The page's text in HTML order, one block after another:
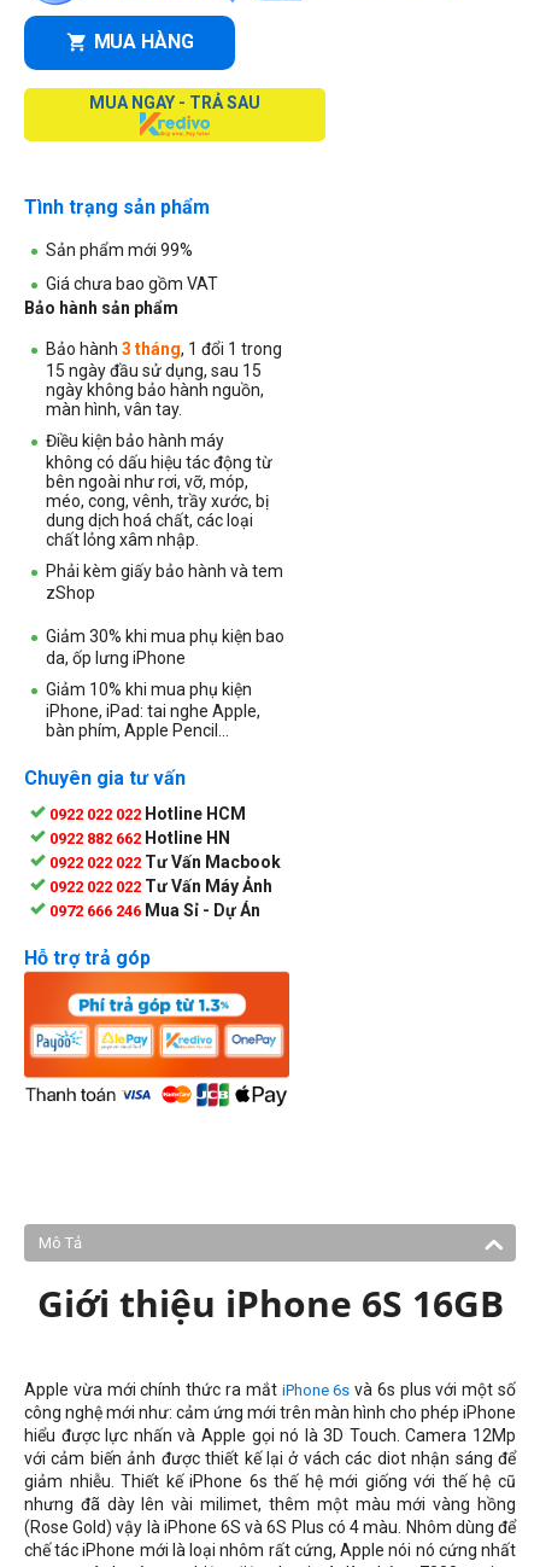
MUA HÀNG
MUA NGAY - TRẢ SAU
Tình trạng sản phẩm
Sản phẩm mới 99%
Giá chưa bao gồm VAT
Bảo hành sản phẩm
Bảo hành 3 tháng, 1 đổi 1 trong
15 ngày đầu sử dụng, sau 15
ngày không bảo hành nguồn,
màn hình, vân tay.
Điều kiện bảo hành máy
không có dấu hiệu tác động từ
bên ngoài như rơi, vỡ, móp,
méo, cong, vênh, trầy xước, bị
dung dịch hoá chất, các loại
chất lỏng xâm nhập.
Phải kèm giấy bảo hành và tem
zShop
Giảm 30% khi mua phụ kiện bao
da, ốp lưng iPhone
Giảm 10% khi mua phụ kiện
iPhone, iPad: tai nghe Apple,
bàn phím, Apple Pencil...
Chuyên gia tư vấn
0922 022 022 Hotline HCM
0922 882 662 Hotline HN
0922 022 022 Tư Vấn Macbook
0922 022 022 Tư Vấn Máy Ảnh
0972 666 246 Mua Sỉ - Dự Án
Hỗ trợ trả góp
Mô Tả
Giới thiệu iPhone 6S 16GB
Apple vừa mới chính thức ra mắt iPhone 6s và 6s plus với một số
công nghệ mới như: cảm ứng mới trên màn hình cho phép iPhone
hiểu được lực nhấn và Apple gọi nó là 3D Touch. Camera 12Mp
với cảm biến ảnh được thiết kế lại ở vách các diot nhận sáng để
giảm nhiễu. Thiết kế iPhone 6s thế hệ mới giống với thế hệ cũ
nhưng đã dày lên vài milimet, thêm một màu mới vàng hồng
(Rose Gold) vậy là iPhone 6S và 6S Plus có 4 màu. Nhôm dùng để
chế tác iPhone mới là loại nhôm rất cứng, Apple nói nó cứng nhất